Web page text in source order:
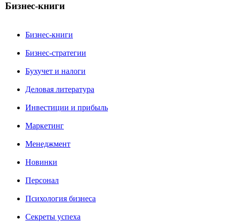
Бизнес-книги
Бизнес-книги
Бизнес-стратегии
Бухучет и налоги
Деловая литература
Инвестиции и прибыль
Маркетинг
Менеджмент
Новинки
Персонал
Психология бизнеса
Секреты успеха